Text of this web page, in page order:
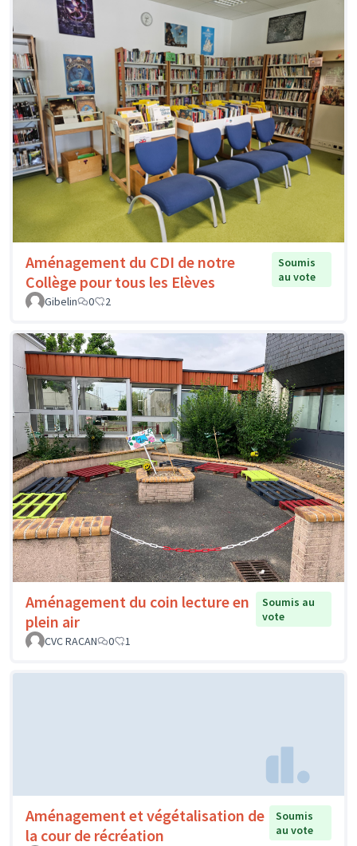
Aménagement du CDI de notre
Collège pour tous les Elèves
Soumis
au vote
Gibelin
0 2
Aménagement du coin lecture en
plein air
Soumis au
vote
CVC RACAN
0 1
Aménagement et végétalisation de
la cour de récréation
Soumis
au vote